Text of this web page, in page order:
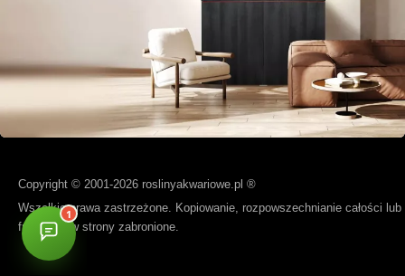
Copyright © 2001-2026 roslinyakwariowe.pl ®
Wszelkie prawa zastrzeżone. Kopiowanie, rozpowszechnianie całości lub
fragmentów strony zabronione.